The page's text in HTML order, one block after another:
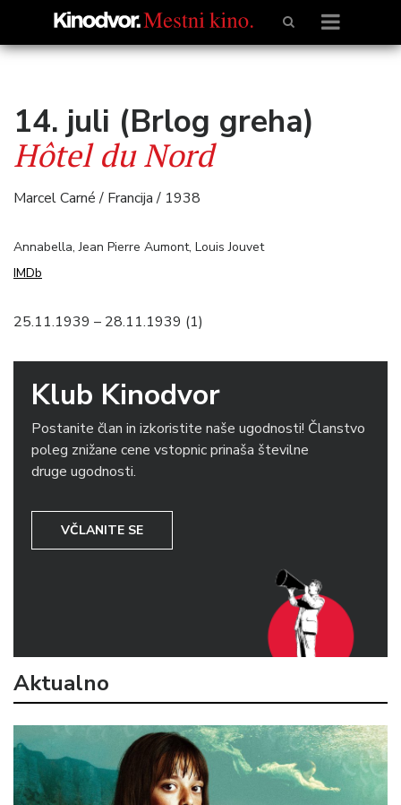
14. juli (Brlog greha)
Hôtel du Nord
Marcel Carné / Francija / 1938
Annabella, Jean Pierre Aumont, Louis Jouvet
IMDb
25.11.1939 – 28.11.1939 (1)
Klub Kinodvor
Postanite član in izkoristite naše ugodnosti! Članstvo
poleg znižane cene vstopnic prinaša številne
druge ugodnosti.
VČLANITE SE
Aktualno